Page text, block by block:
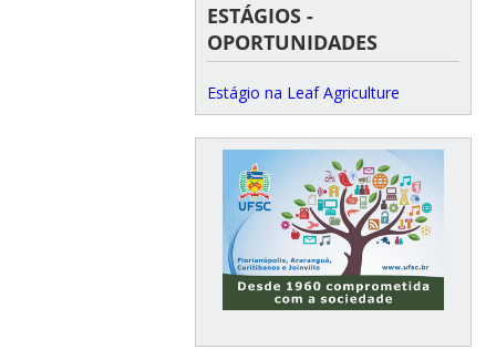
ESTÁGIOS -
OPORTUNIDADES
Estágio na Leaf Agriculture